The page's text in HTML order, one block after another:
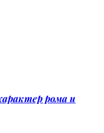
рома и